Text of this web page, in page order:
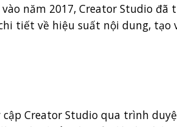
năm 2017, Creator Studio đã
tiết về hiệu suất nội dung, tạo
Creator Studio qua trình